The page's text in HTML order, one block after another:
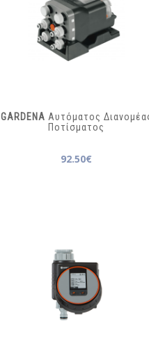
GARDENA Αυτόματος
Ποτίσματος
92.50€